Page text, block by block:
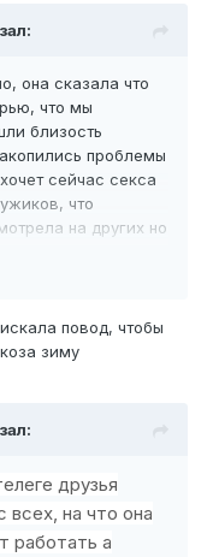
она сказала что
что мы
близость
проблемы
сейчас секса
что
на других но
числе чтобы я ее
проблемы,
словами
хотела) в общем
с машиной(
помочь ещё до
и ушел
повод, чтобы
зиму
друзья
всех, на что она
работать а